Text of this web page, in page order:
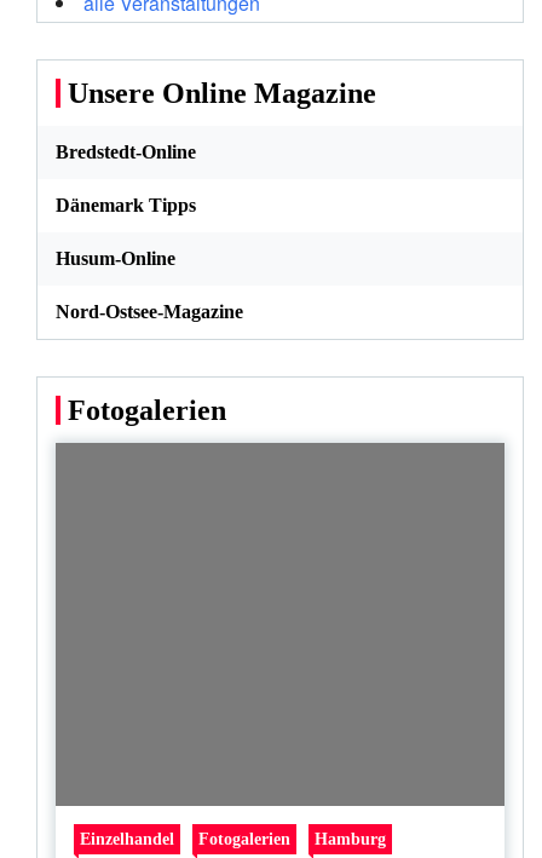
Unsere Online Magazine
Bredstedt-Online
Dänemark Tipps
Husum-Online
Nord-Ostsee-Magazine
Fotogalerien
Einzelhandel Fotogalerien Hamburg